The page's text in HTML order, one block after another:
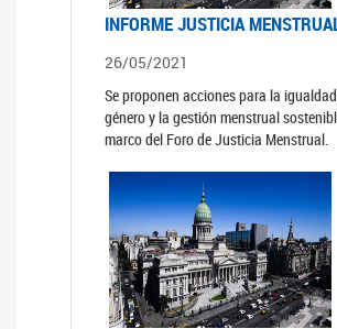
INFORME JUSTICIA
26/05/2021
Se proponen acciones para la
género y la gestión menstrual
marco del Foro de Justicia Menstrual.